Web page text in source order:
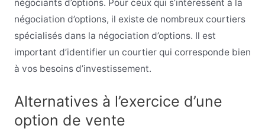
négociants d’options. Pour ceux qui s’intéressent à la
négociation d’options, il existe de nombreux courtiers
spécialisés dans la négociation d’options. Il est
important d’identifier un courtier qui corresponde bien
à vos besoins d’investissement.
Alternatives à l’exercice d’une
option de vente